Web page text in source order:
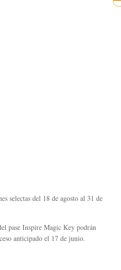
selectas del 18 de agosto al 31 de
pase Inspire Magic Key podrán
anticipado el 17 de junio.